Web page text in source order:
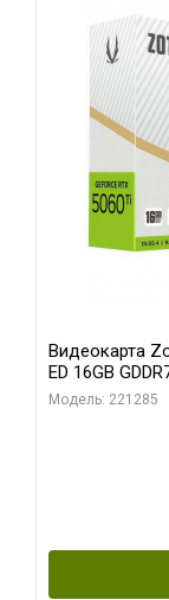
Видеокарта
ED 16GB
Модель: 221285